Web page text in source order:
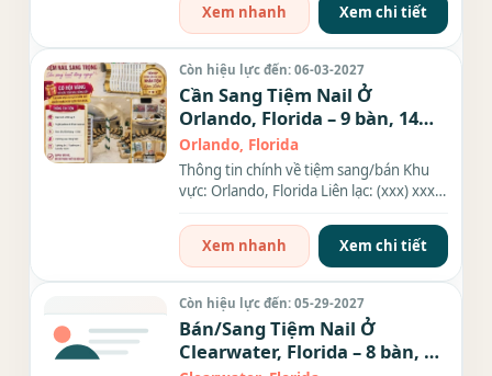
Xem nhanh Xem chi tiết
Còn hiệu lực đến: 06-03-2027
Cần Sang Tiệm Nail Ở
Orlando, Florida – 9 bàn, 14
ghế
Orlando, Florida
Thông tin chính về tiệm sang/bán Khu
vực: Orlando, Florida Liên lạc: (xxx) xxx-
Xem nhanh
Xem chi tiết
Còn hiệu lực đến: 05-29-2027
Bán/Sang Tiệm Nail Ở
Clearwater, Florida – 8 bàn, 9